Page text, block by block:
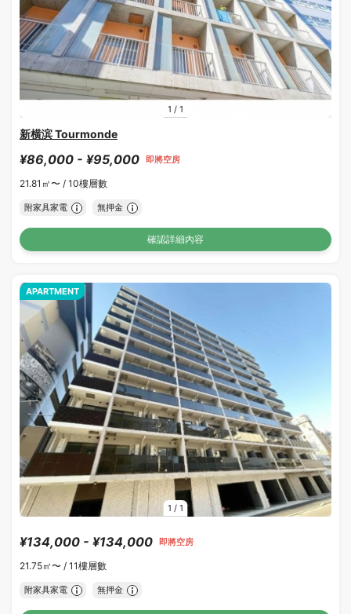
1 / 1
新横滨 Tourmonde
¥86,000 - ¥95,000 即將空房
21.81㎡〜 / 10樓層數
附家具家電 無押金
確認詳細內容
1 / 1
APARTMENT
¥134,000 - ¥134,000 即將空房
21.75㎡〜 / 11樓層數
附家具家電 無押金